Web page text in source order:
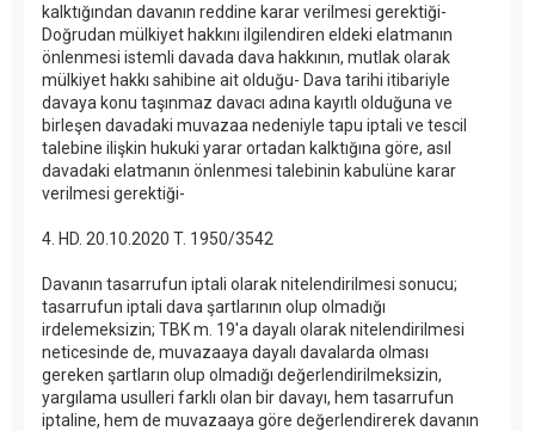
kalktığından davanın reddine karar verilmesi gerektiği-
Doğrudan mülkiyet hakkını ilgilendiren eldeki elatmanın
önlenmesi istemli davada dava hakkının, mutlak olarak
mülkiyet hakkı sahibine ait olduğu- Dava tarihi itibariyle
davaya konu taşınmaz davacı adına kayıtlı olduğuna ve
birleşen davadaki muvazaa nedeniyle tapu iptali ve tescil
talebine ilişkin hukuki yarar ortadan kalktığına göre, asıl
davadaki elatmanın önlenmesi talebinin kabulüne karar
verilmesi gerektiği-
4. HD. 20.10.2020 T. 1950/3542
Davanın tasarrufun iptali olarak nitelendirilmesi sonucu;
tasarrufun iptali dava şartlarının olup olmadığı
irdelemeksizin; TBK m. 19'a dayalı olarak nitelendirilmesi
neticesinde de, muvazaaya dayalı davalarda olması
gereken şartların olup olmadığı değerlendirilmeksizin,
yargılama usulleri farklı olan bir davayı, hem tasarrufun
iptaline, hem de muvazaaya göre değerlendirerek davanın